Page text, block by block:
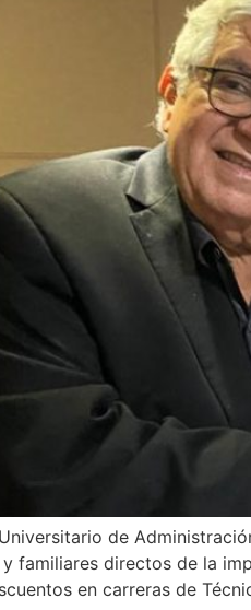
de
familiares directos de la
en carreras de